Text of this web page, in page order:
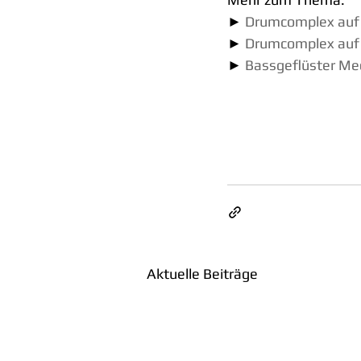
► Drumcomplex
► Drumcomplex
► Bassgeflüster
Aktuelle Beiträge